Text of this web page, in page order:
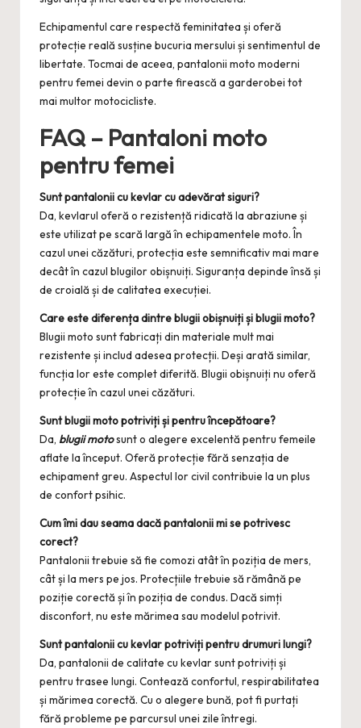
Echipamentul care respectă feminitatea și oferă
protecție reală susține bucuria mersului și sentimentul de
libertate. Tocmai de aceea, pantalonii moto moderni
pentru femei devin o parte firească a garderobei tot
mai multor motocicliste.
FAQ – Pantaloni moto
pentru femei
Sunt pantalonii cu kevlar cu adevărat siguri?
Da, kevlarul oferă o rezistență ridicată la abraziune și
este utilizat pe scară largă în echipamentele moto. În
cazul unei căzături, protecția este semnificativ mai mare
decât în cazul blugilor obișnuiți. Siguranța depinde însă și
de croială și de calitatea execuției.
Care este diferența dintre blugii obișnuiți și blugii moto?
Blugii moto sunt fabricați din materiale mult mai
rezistente și includ adesea protecții. Deși arată similar,
funcția lor este complet diferită. Blugii obișnuiți nu oferă
protecție în cazul unei căzături.
Sunt blugii moto potriviți și pentru începătoare?
Da, blugii motosunt o alegere excelentă pentru femeile
aflate la început. Oferă protecție fără senzația de
echipament greu. Aspectul lor civil contribuie la un plus
de confort psihic.
Cum îmi dau seama dacă pantalonii mi se potrivesc
corect?
Pantalonii trebuie să fie comozi atât în poziția de mers,
cât și la mers pe jos. Protecțiile trebuie să rămână pe
poziție corectă și în poziția de condus. Dacă simți
disconfort, nu este mărimea sau modelul potrivit.
Sunt pantalonii cu kevlar potriviți pentru drumuri lungi?
Da, pantalonii de calitate cu kevlar sunt potriviți și
pentru trasee lungi. Contează confortul, respirabilitatea
și mărimea corectă. Cu o alegere bună, pot fi purtați
fără probleme pe parcursul unei zile întregi.